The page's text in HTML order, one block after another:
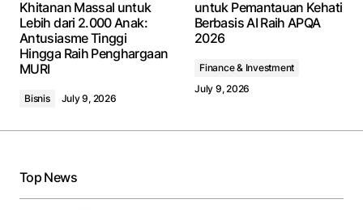
Comment*
Your E-mail
Khitanan Massal untuk
Lebih dari 2.000 Anak:
Antusiasme Tinggi
Hingga Raih Penghargaan
MURI
Bisnis July 9, 2026
untuk Pemantauan Kehati
Berbasis AI Raih APQA
2026
Finance & Investment
July 9, 2026
Top News